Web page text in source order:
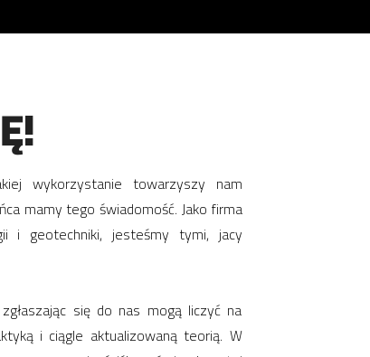
wykorzystanie towarzyszy nam
mamy tego świadomość. Jako firma
i geotechniki, jesteśmy tymi, jacy
się do nas mogą liczyć na
i ciągle aktualizowaną teorią. W